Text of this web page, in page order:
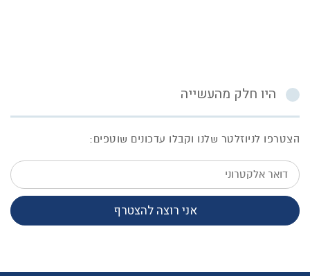
היו חלק מהעשייה
הצטרפו לניוזלטר שלנו וקבלו עדכונים שוטפים:
דואר
אלקטרוני
אני רוצה להצטרף